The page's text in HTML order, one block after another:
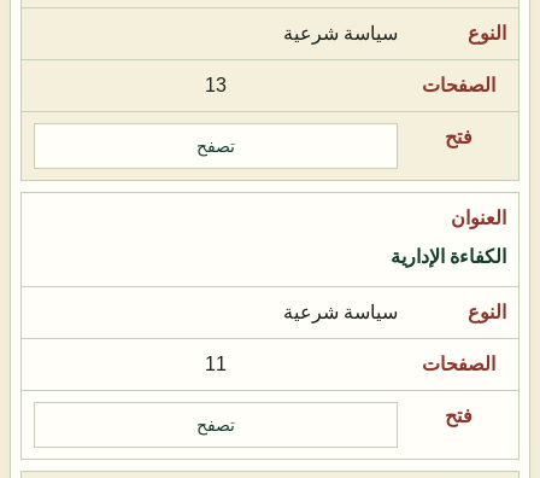
سياسة شرعية
13
تصفح
الكفاءة الإدارية
سياسة شرعية
11
تصفح